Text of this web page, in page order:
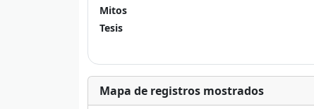
Mitos
Tesis
Mapa de registros mostrados